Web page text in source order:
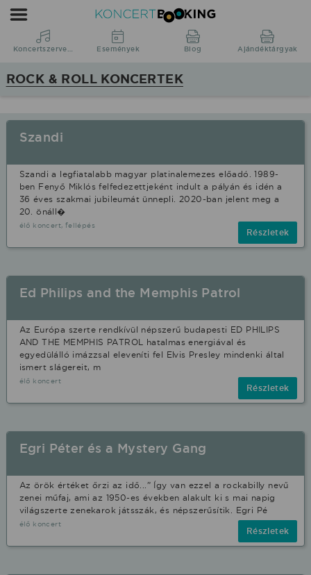
Koncertbooking
Koncertszervezés
Koncertek
fellépések
Rock
&
Roll
stílusban.
Koncertszervezés Események Blog Ajándéktárgyak
ROCK & ROLL KONCERTEK
Szandi
Szandi a legfiatalabb magyar platinalemezes előadó. 1989-
ben Fenyő Miklós felfedezettjeként indult a pályán és idén a
36 éves szakmai jubileumát ünnepli. 2020-ban jelent meg a
20. önáll�
élő koncert, fellépés
Részletek
Ed Philips and the Memphis Patrol
Az Európa szerte rendkívül népszerű budapesti ED PHILIPS
AND THE MEMPHIS PATROL hatalmas energiával és
egyedülálló imázzsal eleveníti fel Elvis Presley mindenki által
ismert slágereit, m
élő koncert
Részletek
Egri Péter és a Mystery Gang
Az örök értéket őrzi az idő...” Így van ezzel a rockabilly nevű
zenei műfaj, ami az 1950-es években alakult ki s mai napig
világszerte zenekarok játsszák, és népszerűsítik. Egri Pé
élő koncert
Részletek